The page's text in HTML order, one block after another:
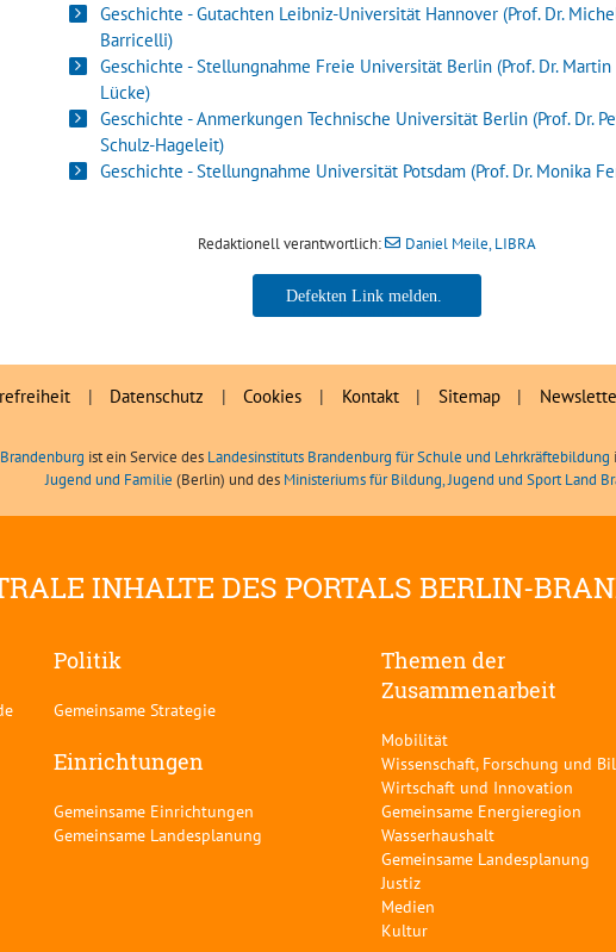
Geschichte - Gutachten Leibniz-Universität Hannover (Prof. Dr.
Barricelli)
Geschichte - Stellungnahme Freie Universität Berlin (Prof. Dr. Martin
Lücke)
Geschichte - Anmerkungen Technische Universität Berlin (Prof. Dr.
Schulz-Hageleit)
Geschichte - Stellungnahme Universität Potsdam (Prof. Dr. Monika
Redaktionell verantwortlich: Daniel Meile, LIBRA
Daniel Meile, LIBRA
| Datenschutz | Cookies | Kontakt | Sitemap |
ist ein Service des Landesinstituts Brandenburg für Schule und Lehrkräftebildung
Jugend und Familie (Berlin) und des Ministeriums für Bildung, Jugend und Sport Land
INHALTE DES PORTALS BERLIN-
Politik
Gemeinsame Strategie
Einrichtungen
Gemeinsame Einrichtungen
Gemeinsame Landesplanung
Themen der
Zusammenarbeit
Mobilität
Wissenschaft, Forschung und
Wirtschaft und Innovation
Gemeinsame Energieregion
Wasserhaushalt
Gemeinsame Landesplanung
Justiz
Medien
Kultur